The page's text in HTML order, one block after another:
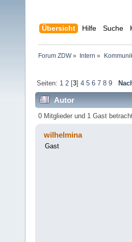
Übersicht Hilfe Suche
Forum ZDW» Intern »
Seiten: 1 2[3] 4 5 6 7 8 9
Autor
0 Mitglieder und 1 Gast
wilhelmina
Gast